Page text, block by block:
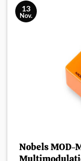
13
Nov.
Nobels